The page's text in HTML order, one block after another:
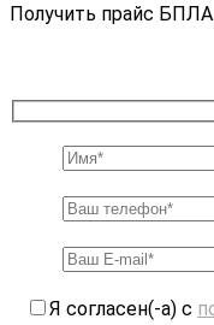
Получить прайс БПЛА
Я согласен(-а) с